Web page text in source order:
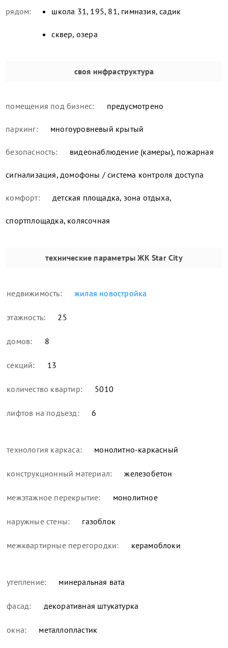
рядом: школа 31, 195, 81, гимназия, садик
сквер, озера
своя инфраструктура
помещения под бизнес: предусмотрено
паркинг: многоуровневый крытый
безопасность: видеонаблюдение (камеры), пожарная
сигнализация, домофоны / система контроля доступа
комфорт: детская площадка, зона отдыха,
спортплощадка, колясочная
технические параметры ЖК Star City
недвижимость: жилая новостройка
этажность: 25
домов: 8
секций: 13
количество квартир: 5010
лифтов на подъезд: 6
технология каркаса: монолитно-каркасный
конструкционный материал: железобетон
межэтажное перекрытие: монолитное
наружные стены: газоблок
межквартирные перегородки: керамоблоки
утепление: минеральная вата
фасад: декоративная штукатурка
окна: металлопластик